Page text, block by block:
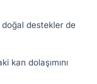
destekler de
kan dolaşımını